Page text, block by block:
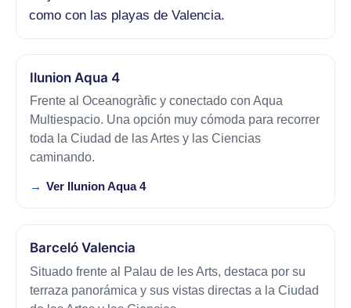
como con las playas de Valencia.
Ilunion Aqua 4
Frente al Oceanogràfic y conectado con Aqua
Multiespacio. Una opción muy cómoda para recorrer
toda la Ciudad de las Artes y las Ciencias
caminando.
Ver Ilunion Aqua 4
Barceló Valencia
Situado frente al Palau de les Arts, destaca por su
terraza panorámica y sus vistas directas a la Ciudad